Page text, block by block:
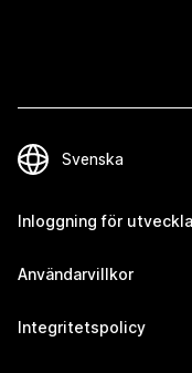
Inloggning för
Användarvillkor
Integritetspolicy